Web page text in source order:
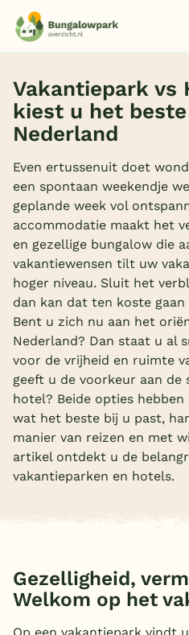
Last
Top 12
Onze
Indoor
Alle
Veluwe
Vakantiepark vs
kiest u het
Nederland
Even ertussenuit doet
een spontaan weekendje
geplande week vol
accommodatie maakt het
en gezellige bungalow die
vakantiewensen tilt uw
hoger niveau. Sluit het
dan kan dat ten koste
Bent u zich nu aan het
Nederland? Dan staat u al
voor de vrijheid en ruimte
geeft u de voorkeur aan de
hotel? Beide opties
wat het beste bij u past,
manier van reizen en met
artikel ontdekt u de
vakantieparken en hotels.
Gezelligheid,
Welkom op het